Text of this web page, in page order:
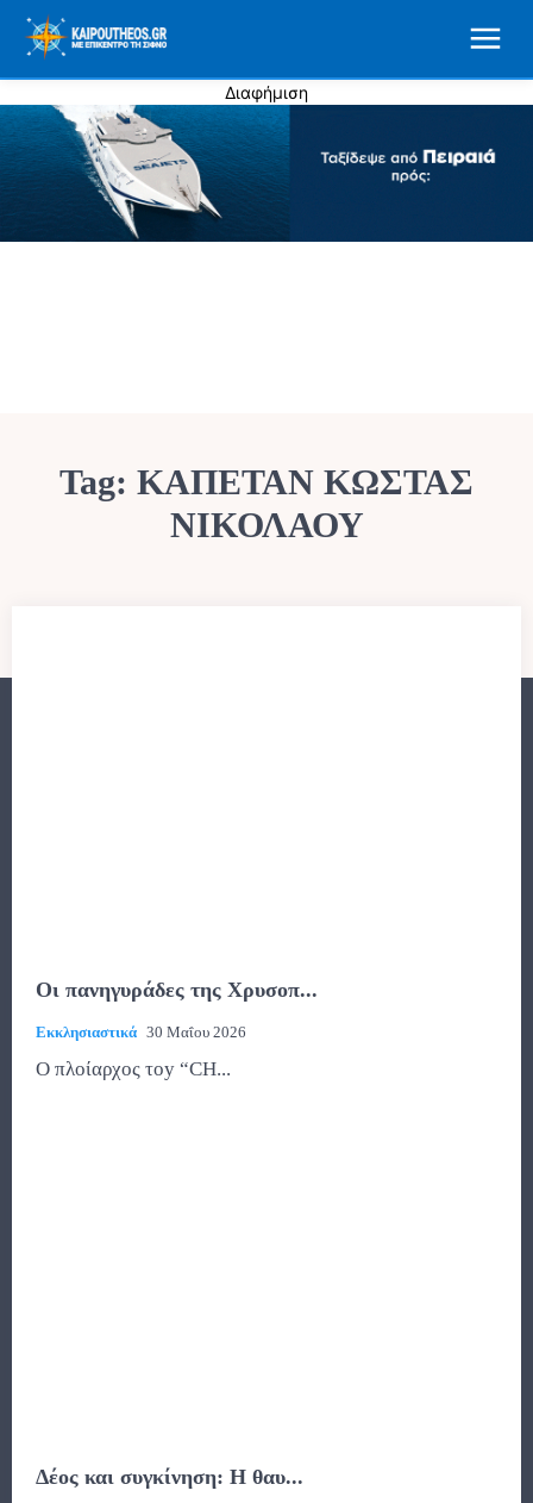
Διαφήμιση
Tag: ΚΑΠΕΤΑΝ ΚΩΣΤΑΣ
ΝΙΚΟΛΑΟΥ
Οι πανηγυράδες της Χρυσοπ...
Εκκλησιαστικά 30 Μαΐου 2026
O πλοίαρχος τoy “CH...
Δέος και συγκίνηση: Η θαυ...